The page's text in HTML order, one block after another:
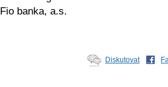
Fio banka, a.s.
Diskutovat